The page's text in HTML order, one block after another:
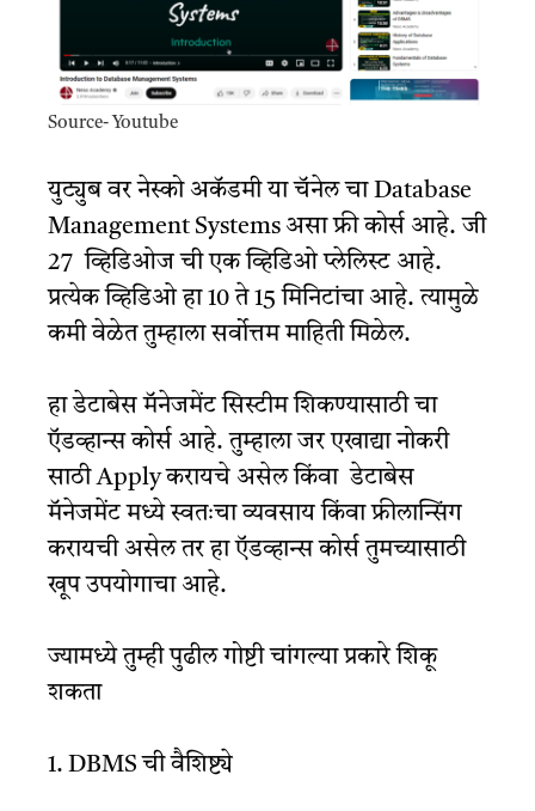
Source- Youtube
युट्युब वर नेस्को अकॅडमी या चॅनेल चा Database
Management Systems असा फ्री कोर्स आहे. जी
27 व्हिडिओज ची एक व्हिडिओ प्लेलिस्ट आहे.
प्रत्येक व्हिडिओ हा 10 ते 15 मिनिटांचा आहे. त्यामुळे
कमी वेळेत तुम्हाला सर्वोत्तम माहिती मिळेल.
हा डेटाबेस मॅनेजमेंट सिस्टीम शिकण्यासाठी चा
ऍडव्हान्स कोर्स आहे. तुम्हाला जर एखाद्या नोकरी
साठी Apply करायचे असेल किंवा डेटाबेस
मॅनेजमेंट मध्ये स्वतःचा व्यवसाय किंवा फ्रीलान्सिंग
करायची असेल तर हा ऍडव्हान्स कोर्स तुमच्यासाठी
खूप उपयोगाचा आहे.
ज्यामध्ये तुम्ही पुढील गोष्टी चांगल्या प्रकारे शिकू
शकता
1. DBMS ची वैशिष्ट्ये